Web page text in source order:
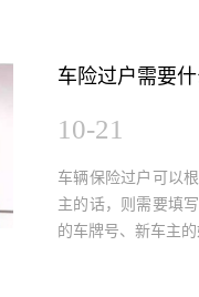
车险过户需要
10-21
车辆保险过户可以
主的话，则需要填
的车牌号、新车主